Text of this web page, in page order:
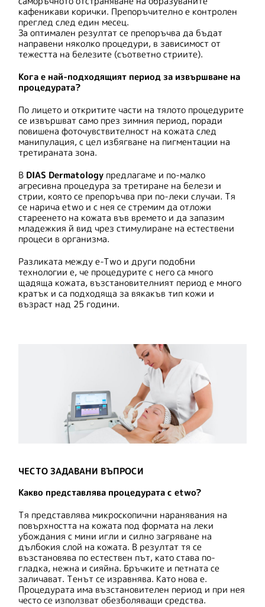
кафеникави корички. Препоръчително е контролен
преглед след един месец.
За оптимален резултат се препоръчва да бъдат
направени няколко процедури, в зависимост от
тежестта на белезите (съответно стриите).
Кога е най-подходящият период за извършване на
процедурата?
По лицето и откритите части на тялото процедурите
се извършват само през зимния период, поради
повишена фоточувствителност на кожата след
манипулация, с цел избягване на пигментации на
третираната зона.
В DIAS Dermatology предлагаме и по-малко
агресивна процедура за третиране на белези и
стрии, която се препоръчва при по-леки случаи. Тя
се нарича etwo и с нея се стремим да отложи
стареенето на кожата във времето и да запазим
младежкия й вид чрез стимулиране на естествени
процеси в организма.
Разликата между e-Two и други подобни
технологии е, че процедурите с него са много
щадяща кожата, възстановителният период е много
кратък и са подходяща за вякакъв тип кожи и
възраст над 25 години.
ЧЕСТО ЗАДАВАНИ ВЪПРОСИ
Какво представлява процедурата с etwo?
Тя представлява микроскопични наранявания на
повърхността на кожата под формата на леки
убождания с мини игли и силно загряване на
дълбокия слой на кожата. В резултат тя се
възстановява по естествен път, като става по-
гладка, нежна и сияйна. Бръчките и петната се
заличават. Тенът се изравнява. Като нова е.
Процедурата има възстановителен период и при нея
често се използват обезболяващи средства.